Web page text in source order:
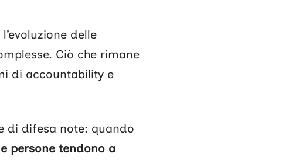
delle
Ciò che rimane
di accountability e
di difesa note: quando
persone tendono a